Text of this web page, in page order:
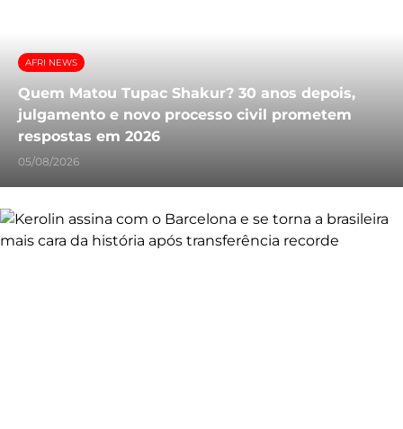
AFRI NEWS
Quem Matou Tupac Shakur? 30 anos depois,
julgamento e novo processo civil prometem
respostas em 2026
05/08/2026